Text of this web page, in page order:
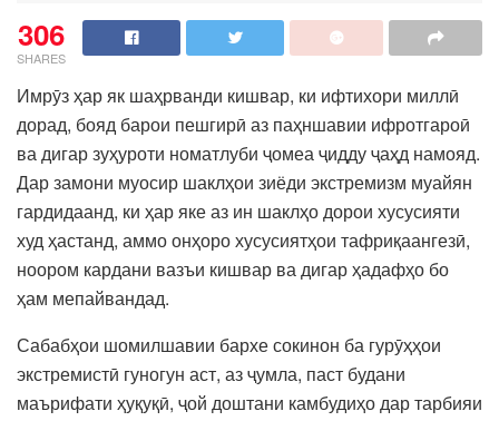
306
SHARES
Имрӯз ҳар як шаҳрванди кишвар, ки ифтихори миллӣ
дорад, бояд барои пешгирӣ аз паҳншавии ифротгароӣ
ва дигар зуҳуроти номатлуби ҷомеа ҷидду ҷаҳд намояд.
Дар замони муосир шаклҳои зиёди экстремизм муайян
гардидаанд, ки ҳар яке аз ин шаклҳо дорои хусусияти
худ ҳастанд, аммо онҳоро хусусиятҳои тафриқаангезӣ,
ноором кардани вазъи кишвар ва дигар ҳадафҳо бо
ҳам мепайвандад.
Сабабҳои шомилшавии бархе сокинон ба гурӯҳҳои
экстремистӣ гуногун аст, аз ҷумла, паст будани
маърифати ҳуқуқӣ, ҷой доштани камбудиҳо дар тарбияи